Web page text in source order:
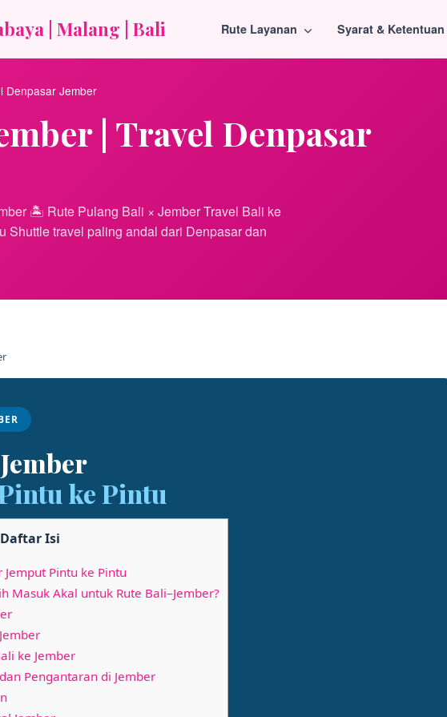
| Malang | Bali Rute Layanan Syarat & Ketentuan
Denpasar Jember
| Travel Denpasar
🏝 Rute Pulang Bali × Jember Travel Bali ke
Shuttle travel paling andal dari Denpasar dan
ke Pintu
Daftar Isi
Pintu ke Pintu
Masuk Akal untuk Rute Bali–Jember?
ke Jember
Pengantaran di Jember